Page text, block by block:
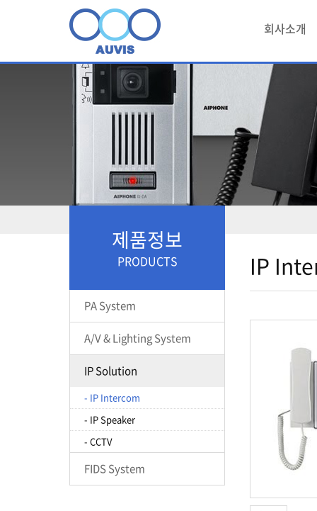
회사소개
제품정보
PRODUCTS
PA System
A/V & Lighting System
IP Solution
- IP Intercom
- IP Speaker
- CCTV
FIDS System
IP